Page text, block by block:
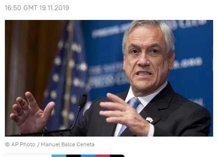
16:50 GMT 19.11.2019
© AP Photo / Manuel Balce Ceneta